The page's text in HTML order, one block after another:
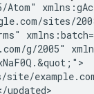
Atom"
sites/
g/2005"
site/
updated>